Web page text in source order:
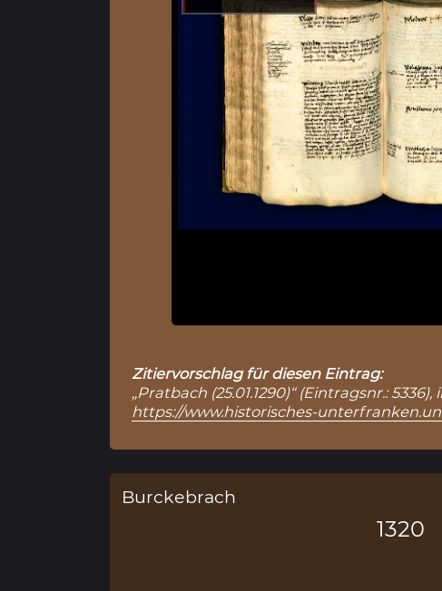
Zitiervorschlag für diesen Eintrag:
„Pratbach (25.01.1290)“ (Eintragsnr.:
https://www.historisches-
Burckebrach
1320